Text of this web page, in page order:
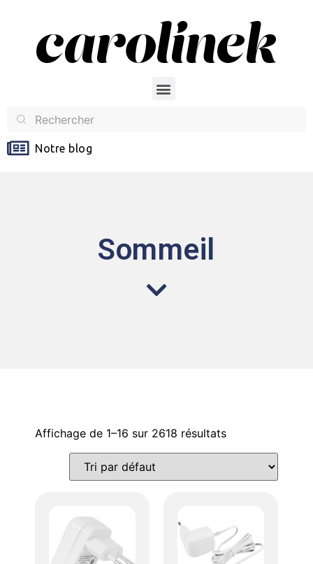
Notre blog
Sommeil
Affichage de 1–16 sur 2618 résultats